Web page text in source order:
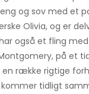
og sov med et
Olivia, og er
også et fling
på et
en række rigtige
kommer tidligt